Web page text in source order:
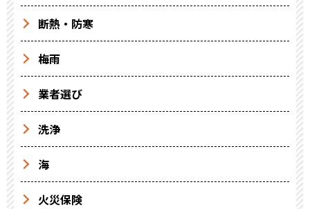
断熱・防寒
梅雨
業者選び
洗浄
海
火災保険